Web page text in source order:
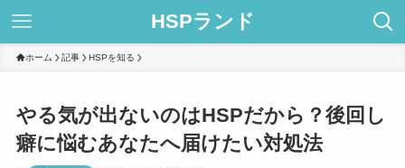
HSPランド
ホーム 記事 HSPを知る
やる気が出ないのはHSPだから？後回し
癖に悩むあなたへ届けたい対処法